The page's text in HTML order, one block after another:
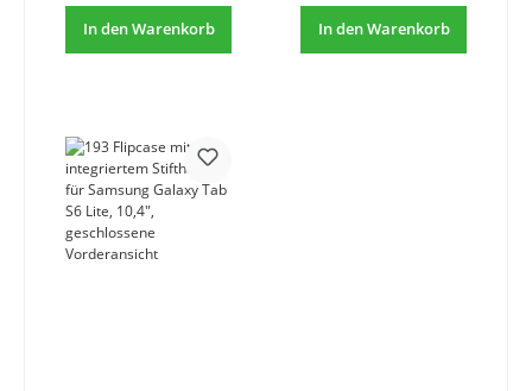
In den Warenkorb In den Warenkorb